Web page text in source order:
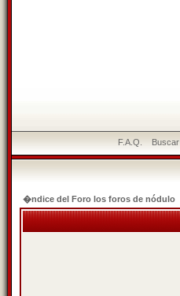
F.A.Q. Buscar
�ndice del Foro los foros de nódulo